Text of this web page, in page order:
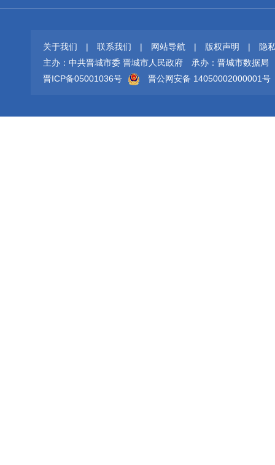
关于我们 | 联系我们 | 网站导航 | 版权声明 |
隐
主办：中共晋城市委 晋城市人民政府
承办：晋城市数据局
晋ICP备05001036号
晋公网安备 14050002000001号